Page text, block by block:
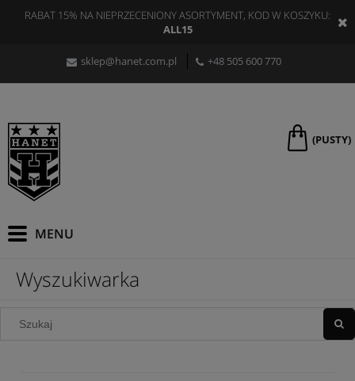
RABAT 15% NA NIEPRZECENIONY ASORTYMENT, KOD W KOSZYKU:
ALL15
sklep@hanet.com.pl +48 505 600 770
(PUSTY)
Wyszukiwarka